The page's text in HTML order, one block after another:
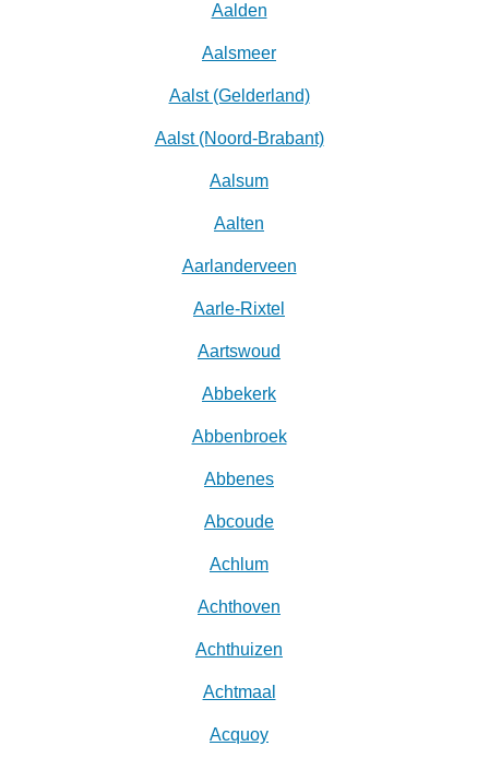
Aalden
Aalsmeer
Aalst (Gelderland)
Aalst (Noord-Brabant)
Aalsum
Aalten
Aarlanderveen
Aarle-Rixtel
Aartswoud
Abbekerk
Abbenbroek
Abbenes
Abcoude
Achlum
Achthoven
Achthuizen
Achtmaal
Acquoy